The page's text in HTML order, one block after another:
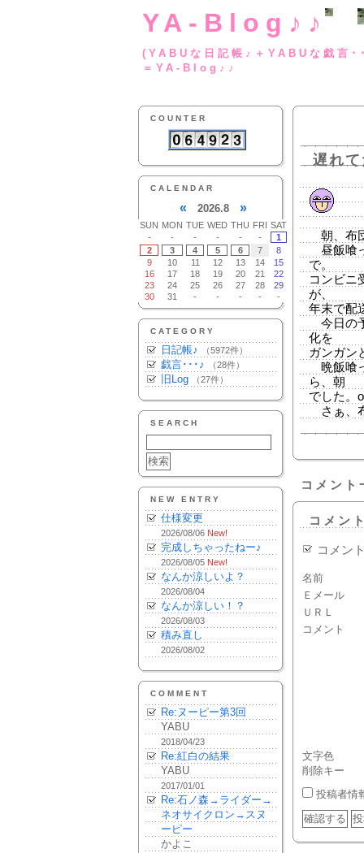
YA-Blog♪♪
(YABUな日記帳♪
＝YA-Blog♪♪
COUNTER
CALENDAR
« 2026.8 »
SUN MON TUE WED THU FRI SAT
-
- - - - -
1
2
3 4 5 6 7
8
9
10 11 12 13 14
15
16
17 18 19 20 21
22
23
24 25 26 27 28
29
30
31 - - - - -
CATEGORY
日記帳♪ （5972件）
戯言･･･♪ （28件）
旧Log （27件）
SEARCH
NEW ENTRY
仕様変更
2026/08/06 New!
完成しちゃったねー♪
2026/08/05 New!
なんか涼しいよ？
2026/08/04
なんか涼しい！？
2026/08/03
積み直し
2026/08/02
COMMENT
Re:ヌーピー第3回
YABU
2018/04/23
Re:紅白の結果
YABU
2017/01/01
Re:石ノ森→ライダー→
ネオサイクロン→スヌ
ーピー
かよこ
遅れ
朝、布
昼飯喰
で。
コンビニ
が、
年末で配
今日の
化を
ガンガン
晩飯喰
ら、朝
でした。
さぁ、
コメント
コメン
コメン
名前
Ｅメール
ＵＲＬ
コメント
文字色
削除キー
投稿者情